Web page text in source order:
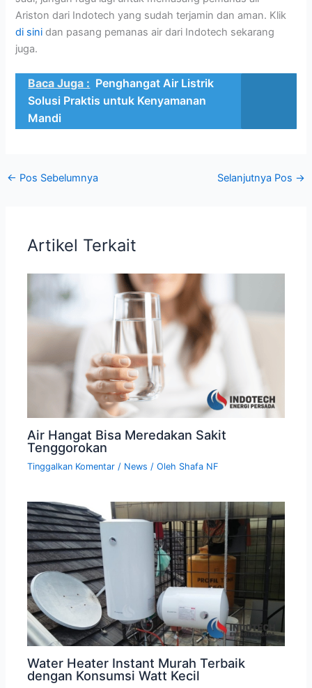
Ariston dari Indotech yang sudah terjamin dan aman. Klik
di sini dan pasang pemanas air dari Indotech sekarang
juga.
Baca Juga : Penghangat Air Listrik
Solusi Praktis untuk Kenyamanan
Mandi
← Pos Sebelumnya Selanjutnya Pos →
Artikel Terkait
Air Hangat Bisa Meredakan Sakit
Tenggorokan
Tinggalkan Komentar / News / Oleh Shafa NF
Water Heater Instant Murah Terbaik
dengan Konsumsi Watt Kecil